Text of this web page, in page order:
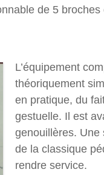
de 5
L’équipement
théoriquement
en pratique, du
gestuelle. Il est
genouillères. Une
de la classique
rendre service.